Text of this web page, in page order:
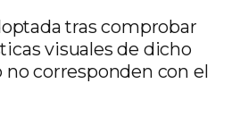
tras comprobar
visuales de dicho
corresponden con el